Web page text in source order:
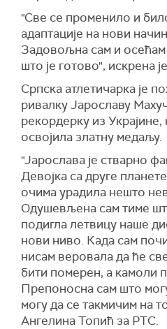
"Све се променило и
адаптације на нови
Задовољна сам и
што је готово", искрена
Српска атлетичарка је
ривалку Јарославу
рекордерку из Украјине,
освојила златну медаљу.
"Јарослава је стварно
Девојка са друге
очима урадила нешто
Одушевљена сам тиме
подигла летвицу наше
нови ниво. Када сам
нисам веровала да ће
бити померен, а камоли
Препоносна сам што
могу да се такмичим на
Ангелина Топић за РТС.